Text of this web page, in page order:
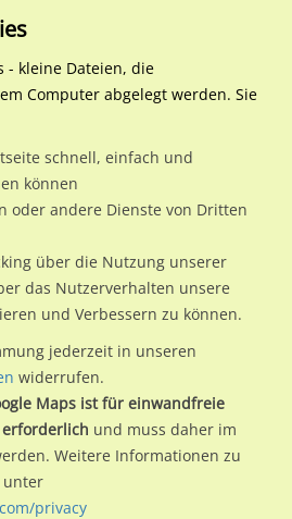
Bayern
Augsburg
Dieselstr. / Hofer Str. RS
Str. RS
am Standort Dieselstr. /
Werbeflächen individuelle und
undLeistungswerte
der Buchung im Detail über den
und Werbewirkung sowie
in den zugelassenen
- kleine Dateien, die
Computer abgelegt werden. Sie
schnell, einfach und
können
oder andere Dienste von Dritten
über die Nutzung unserer
das Nutzerverhalten unsere
und Verbessern zu können.
jederzeit in unseren
widerrufen.
Maps ist für einwandfreie
und muss daher im
Weitere Informationen zu
unter
privacy